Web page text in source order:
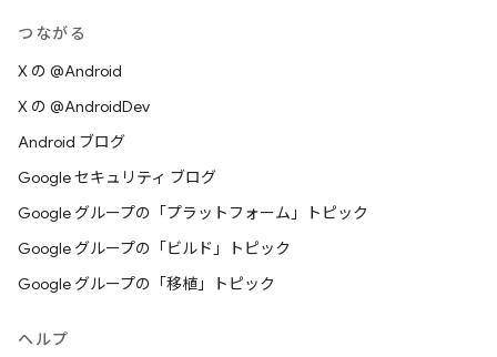
つながる
X の @Android
X の @AndroidDev
Android ブログ
Google セキュリティ ブログ
Google グループの「プラットフォーム」トピック
Google グループの「ビルド」トピック
Google グループの「移植」トピック
ヘルプ